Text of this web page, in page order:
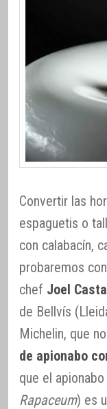
Convertir las
espaguetis o
con calabacín,
probaremos
chef Joel
de Bellvís
Michelin, que
de apionabo
que el
Rapaceum) es